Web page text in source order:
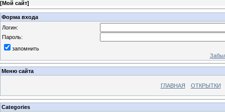
[Мой сайт]
Форма входа
Логин:
Пароль:
запомнить
Меню сайта
ГЛАВНАЯ ОТКРЫТКИ
Categories